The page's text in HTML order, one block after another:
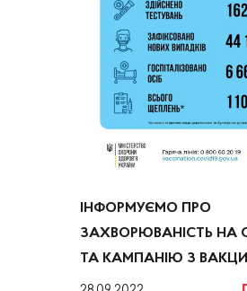
ІНФОРМУЄМО ПРО
ЗАХВОРЮВАНІСТЬ НА
ТА КАМПАНІЮ З